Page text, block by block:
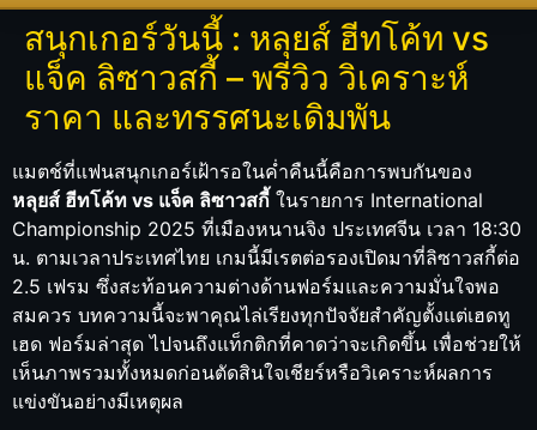
สนุกเกอร์วันนี้ : หลุยส์ ฮีทโค้ท vs
แจ็ค ลิซาวสกี้ – พรีวิว วิเคราะห์
ราคา และทรรศนะเดิมพัน
แมตช์ที่แฟนสนุกเกอร์เฝ้ารอในค่ำคืนนี้คือการพบกันของ
หลุยส์ ฮีทโค้ท vs แจ็ค ลิซาวสกี้ ในรายการ International
Championship 2025 ที่เมืองหนานจิง ประเทศจีน เวลา 18:30
น. ตามเวลาประเทศไทย เกมนี้มีเรตต่อรองเปิดมาที่ลิซาวสกี้ต่อ
2.5 เฟรม ซึ่งสะท้อนความต่างด้านฟอร์มและความมั่นใจพอ
สมควร บทความนี้จะพาคุณไล่เรียงทุกปัจจัยสำคัญตั้งแต่เฮดทู
เฮด ฟอร์มล่าสุด ไปจนถึงแท็กติกที่คาดว่าจะเกิดขึ้น เพื่อช่วยให้
เห็นภาพรวมทั้งหมดก่อนตัดสินใจเชียร์หรือวิเคราะห์ผลการ
แข่งขันอย่างมีเหตุผล